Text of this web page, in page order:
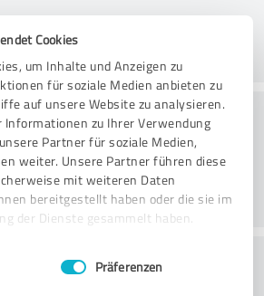
Cookies
um Inhalte und Anzeigen zu
für soziale Medien anbieten zu
auf unsere Website zu analysieren.
Informationen zu Ihrer Verwendung
Partner für soziale Medien,
weiter. Unsere Partner führen diese
mit weiteren Daten
bereitgestellt haben oder die sie im
der Dienste gesammelt haben.
Präferenzen
Rådgivning
Kundeservice